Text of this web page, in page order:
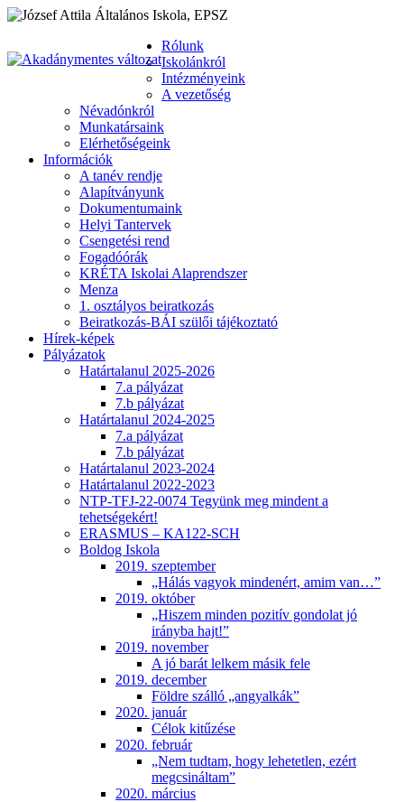
Rólunk
Iskolánkról
Intézményeink
A vezetőség
Névadónkról
Munkatársaink
Elérhetőségeink
Információk
A tanév rendje
Alapítványunk
Dokumentumaink
Helyi Tantervek
Csengetési rend
Fogadóórák
KRÉTA Iskolai Alaprendszer
Menza
1. osztályos beiratkozás
Beiratkozás-BÁI szülői tájékoztató
Hírek-képek
Pályázatok
Határtalanul 2025-2026
7.a pályázat
7.b pályázat
Határtalanul 2024-2025
7.a pályázat
7.b pályázat
Határtalanul 2023-2024
Határtalanul 2022-2023
NTP-TFJ-22-0074 Tegyünk meg mindent a
tehetségekért!
ERASMUS – KA122-SCH
Boldog Iskola
2019. szeptember
„Hálás vagyok mindenért, amim van…”
2019. október
„Hiszem minden pozitív gondolat jó
irányba hajt!”
2019. november
A jó barát lelkem másik fele
2019. december
Földre szálló „angyalkák”
2020. január
Célok kitűzése
2020. február
„Nem tudtam, hogy lehetetlen, ezért
megcsináltam”
2020. március